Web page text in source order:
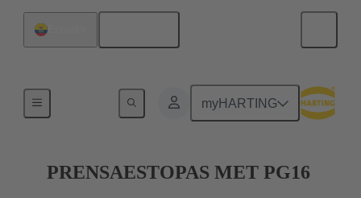
myHARTING
PRENSAESTOPAS MET PG16